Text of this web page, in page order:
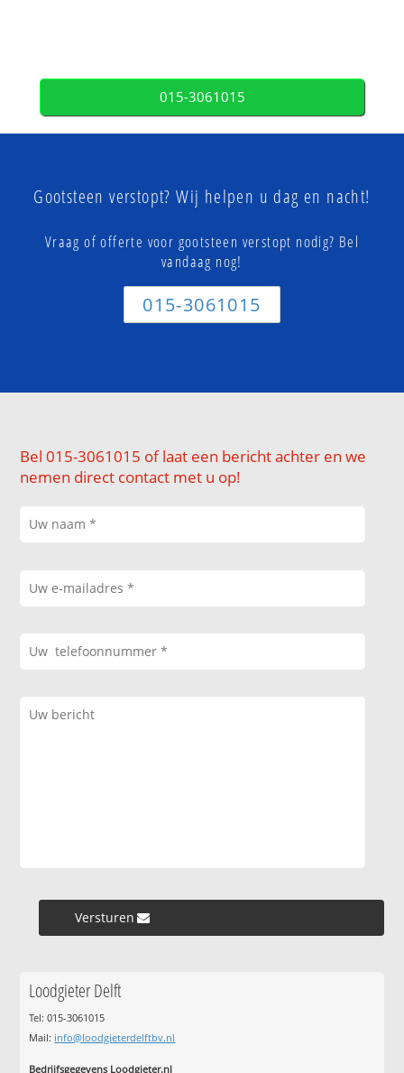
015-3061015
Gootsteen verstopt? Wij helpen u dag en nacht!
Vraag of offerte voor gootsteen verstopt nodig? Bel
vandaag nog!
015-3061015
Bel 015-3061015 of laat een bericht achter en we
nemen direct contact met u op!
Versturen »
Loodgieter Delft
Tel: 015-3061015
Mail: info@loodgieterdelftbv.nl
Bedrijfsgegevens Loodgieter.nl